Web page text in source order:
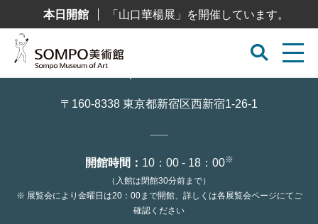
テ
本日開館 「山口華楊展」を開催しています。
〒160-8338 東京都新宿区西新宿1-26-1
開館時間： 10：00 - 18：00※
（入館は閉館30分前まで）
※ 展覧会により金曜日は20：00まで開館、詳しくは各展覧会ページにてご
確認ください